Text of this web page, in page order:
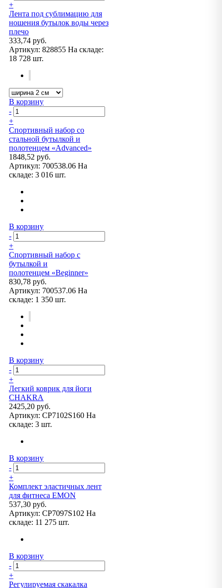
+
Лента под сублимацию для
ношения бутылок воды через
плечо
333,74 руб.
Артикул: 828855 На складе:
18 728 шт.
В корзину
-
+
Спортивный набор со
стальной бутылкой и
полотенцем «Advanced»
1848,52 руб.
Артикул: 700538.06 На
складе: 3 016 шт.
В корзину
-
+
Спортивный набор с
бутылкой и
полотенцем «Beginner»
830,78 руб.
Артикул: 700537.06 На
складе: 1 350 шт.
В корзину
-
+
Легкий коврик для йоги
CHAKRA
2425,20 руб.
Артикул: CP7102S160 На
складе: 3 шт.
В корзину
-
+
Комплект эластичных лент
для фитнеса EMON
537,30 руб.
Артикул: CP7097S102 На
складе: 11 275 шт.
В корзину
-
+
Регулируемая скакалка